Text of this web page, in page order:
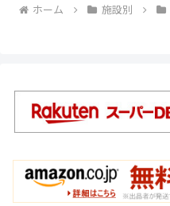
ホーム 施設別